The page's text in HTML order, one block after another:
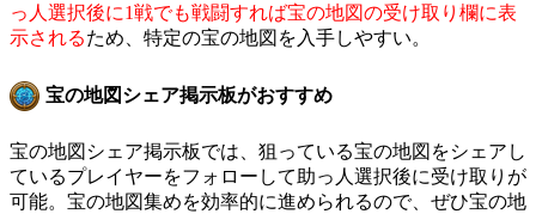
っ人選択後に1戦でも戦闘すれば宝の地図の受け取り欄に表
示されるため、特定の宝の地図を入手しやすい。
宝の地図シェア掲示板がおすすめ
宝の地図シェア掲示板では、狙っている宝の地図をシェアし
ているプレイヤーをフォローして助っ人選択後に受け取りが
可能。宝の地図集めを効率的に進められるので、ぜひ宝の地